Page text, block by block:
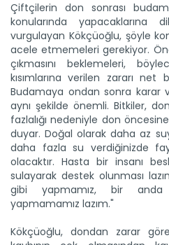
Çiftçilerin don sonrası
konularında yapacaklarına
vurgulayan Kökçüoğlu, şöyle
acele etmemeleri gerekiyor.
çıkmasını beklemeleri,
kısımlarına verilen zararı net
Budamaya ondan sonra karar
aynı şekilde önemli. Bitkiler,
fazlalığı nedeniyle don
duyar. Doğal olarak daha az
daha fazla su verdiğinizde
olacaktır. Hasta bir insanı
sulayarak destek olunması
gibi yapmamız, bir
yapmamamız lazım."
Kökçüoğlu, dondan zarar